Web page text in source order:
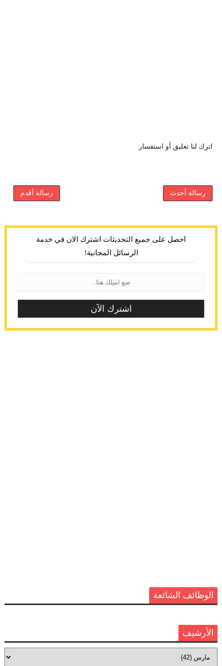
اترك لنا تعليق أو استفسار
رسالة أحدث رسالة أقدم
احصل على جميع التحديثات اشترك الان في خدمة
الرسائل المجانية!
الوظائف الشائعة
الأرشيف